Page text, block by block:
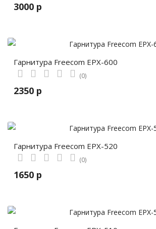
3000 р
Гарнитура Freecom EPX-600
(0)
2350 р
Гарнитура Freecom EPX-520
(0)
1650 р